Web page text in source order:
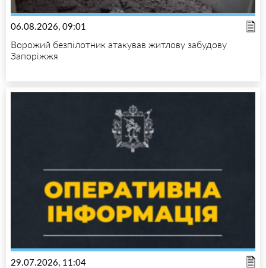
06.08.2026, 09:01
Ворожий безпілотник атакував житлову забудову
Запоріжжя
29.07.2026, 11:04